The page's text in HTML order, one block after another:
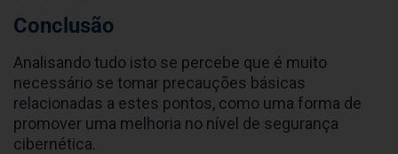
Conclusão
Analisando tudo isto se percebe que é muito
necessário se tomar precauções básicas
relacionadas a estes pontos, como uma forma de
promover uma melhoria no nível de segurança
cibernética.